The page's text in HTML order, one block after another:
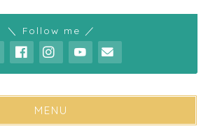
＼ Follow me ／
MENU